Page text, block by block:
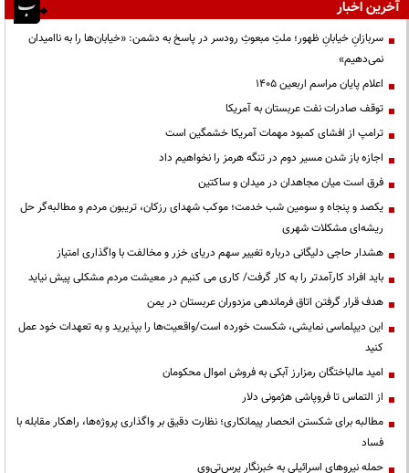
آخرین اخبار
سربازانِ خیابانِ ظهور؛ ملتِ مبعوثِ رودسر در پاسخ به دشمن: «خیابان‌ها را به ناامیدان
نمی‌دهیم»
اعلام پایان مراسم اربعین ۱۴۰۵
توقف صادرات نفت عربستان به آمریکا
ترامپ از افشای کمبود مهمات آمریکا خشمگین است
اجازه باز شدن مسیر دوم در تنگه هرمز را نخواهیم داد
فرق است میان مجاهدان در میدان و ساکتین
یکصد و پنجاه و سومین شب خدمت؛ موکب شهدای رزکان، تریبون مردم و مطالبه‌گر حل
ریشه‌ای مشکلات شهری
هشدار حاجی دلیگانی درباره تغییر سهم دریای خزر و مخالفت با واگذاری امتیاز
باید افراد کارآمدتر را به کار گرفت/ کاری می کنیم در معیشت مردم مشکلی پیش نیاید
هدف قرار گرفتن اتاق‌ فرماندهی مزدوران عربستان در یمن
این دیپلماسی نمایشی، شکست خورده است/واقعیت‌ها را بپذیرید و به تعهدات خود عمل
کنید
امید مالباختگان رمزارز آبکی به فروش اموال محکومان
از التماس تا فروپاشی هژمونی دلار
مطالبه برای شکستن انحصار پیمانکاری؛ نظارت دقیق بر واگذاری پروژه‌ها، راهکار مقابله با
فساد
حمله نیروهای اسرائیلی به خبرنگار پرس‌تی‌وی